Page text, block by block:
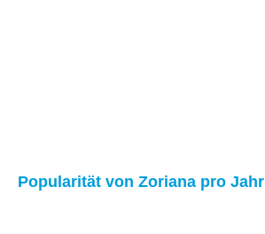
Popularität von Zoriana pro Jahr